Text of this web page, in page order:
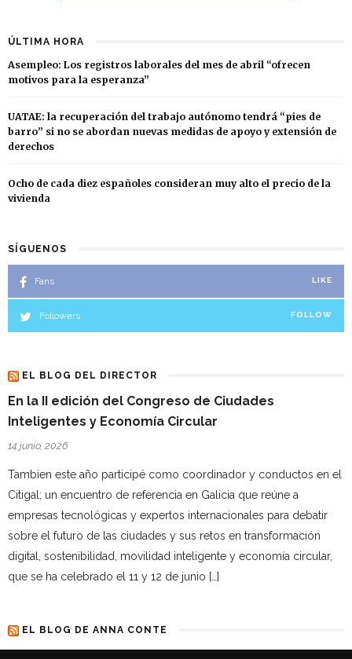
ÚLTIMA HORA
Asempleo: Los registros laborales del mes de abril “ofrecen
motivos para la esperanza”
UATAE: la recuperación del trabajo autónomo tendrá “pies de
barro” si no se abordan nuevas medidas de apoyo y extensión de
derechos
Ocho de cada diez españoles consideran muy alto el precio de la
vivienda
SÍGUENOS
Fans LIKE
Followers FOLLOW
EL BLOG DEL DIRECTOR
En la II edición del Congreso de Ciudades
Inteligentes y Economía Circular
14 junio, 2026
Tambien este año participé como coordinador y conductos en el
Citigal; un encuentro de referencia en Galicia que reúne a
empresas tecnológicas y expertos internacionales para debatir
sobre el futuro de las ciudades y sus retos en transformación
digital, sostenibilidad, movilidad inteligente y economía circular,
que se ha celebrado el 11 y 12 de junio […]
EL BLOG DE ANNA CONTE